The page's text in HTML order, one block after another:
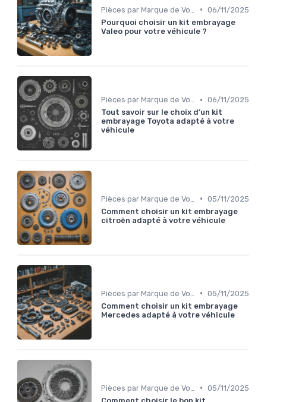
• 06/11/2025
Pourquoi choisir un kit embrayage
Valeo pour votre véhicule ?
Pièces par Marque de Voiture • 06/11/2025
Tout savoir sur le choix d’un kit
embrayage Toyota adapté à votre
véhicule
• 05/11/2025
Comment choisir un kit embrayage
citroën adapté à votre véhicule
• 05/11/2025
Comment choisir un kit embrayage
Mercedes adapté à votre véhicule
• 05/11/2025